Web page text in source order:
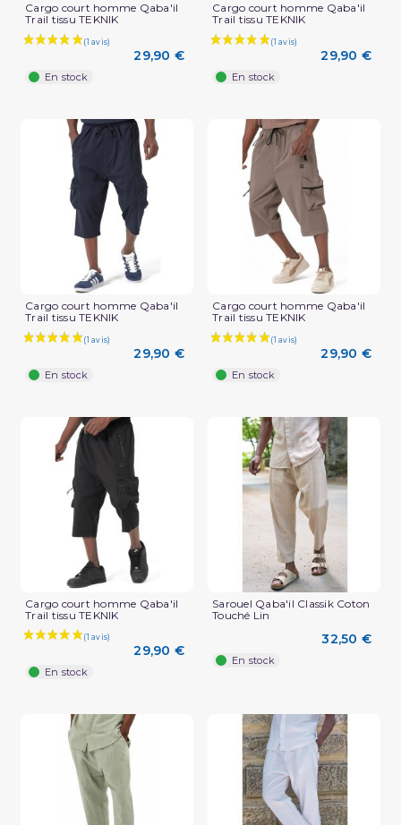
Cargo court homme Qaba'il
Trail tissu TEKNIK
29,90 €
En stock
Cargo court homme Qaba'il
Trail tissu TEKNIK
29,90 €
En stock
Cargo court homme Qaba'il
Trail tissu TEKNIK
29,90 €
En stock
Cargo court homme Qaba'il
Trail tissu TEKNIK
29,90 €
En stock
Cargo court homme Qaba'il
Trail tissu TEKNIK
29,90 €
En stock
Sarouel Qaba'il Classik Coton
Touché Lin
32,50 €
En stock